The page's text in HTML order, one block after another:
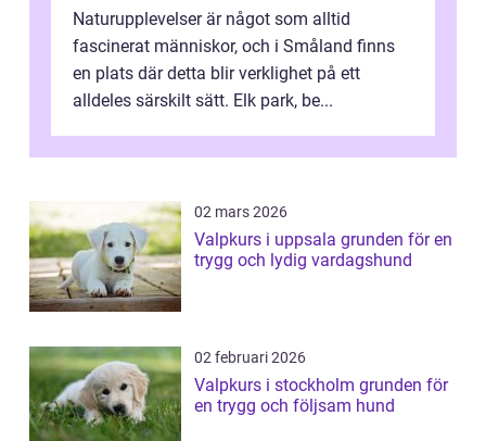
Naturupplevelser är något som alltid
fascinerat människor, och i Småland finns
en plats där detta blir verklighet på ett
alldeles särskilt sätt. Elk park, be...
02 mars 2026
Valpkurs i uppsala grunden för en
trygg och lydig vardagshund
02 februari 2026
Valpkurs i stockholm grunden för
en trygg och följsam hund